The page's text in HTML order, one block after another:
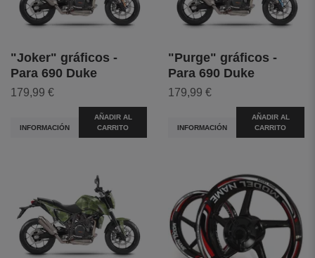
"Joker" gráficos -
Para 690 Duke
179,99 €
INFORMACIÓN
AÑADIR AL
CARRITO
"Purge" gráficos -
Para 690 Duke
179,99 €
INFORMACIÓN
AÑADIR AL
CARRITO